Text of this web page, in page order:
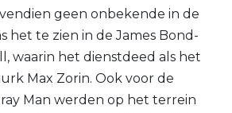
geen onbekende in de
het te zien in de James Bond-
waarin het dienstdeed als het
Max Zorin. Ook voor de
Man werden op het terrein